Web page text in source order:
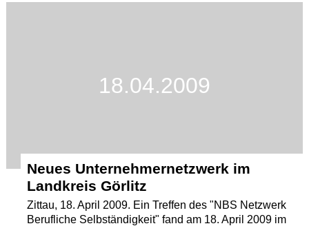
18.04.2009
Neues Unternehmernetzwerk im
Landkreis Görlitz
Zittau, 18. April 2009. Ein Treffen des "NBS Netzwerk
Berufliche Selbständigkeit" fand am 18. April 2009 im